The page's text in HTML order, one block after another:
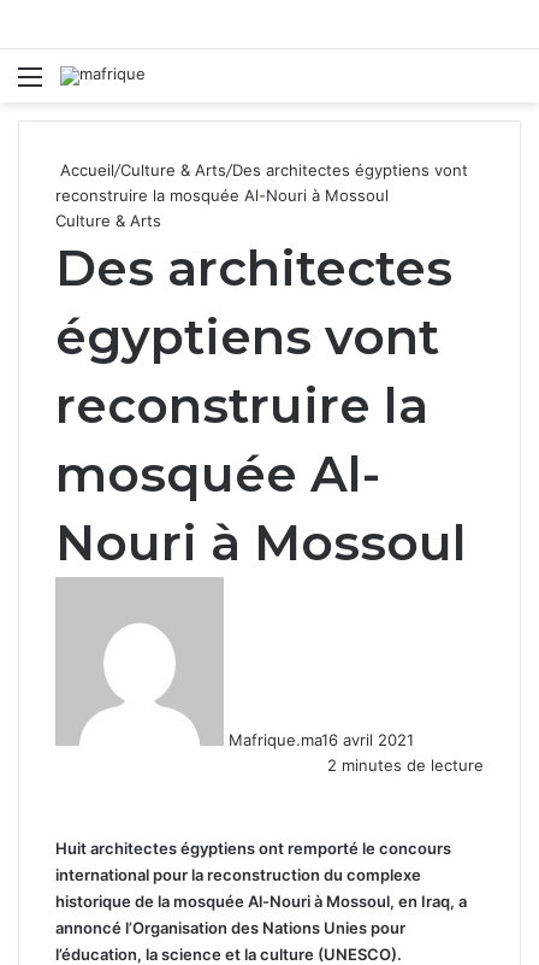
Menu
Accueil/Culture & Arts/Des architectes égyptiens vont
reconstruire la mosquée Al-Nouri à Mossoul
Culture & Arts
Des architectes
égyptiens vont
reconstruire la
mosquée Al-
Nouri à Mossoul
Mafrique.ma16 avril 2021
2 minutes de lecture
Huit architectes égyptiens ont remporté le concours
international pour la reconstruction du complexe
historique de la mosquée Al-Nouri à Mossoul, en Iraq, a
annoncé l’Organisation des Nations Unies pour
l’éducation, la science et la culture (UNESCO).